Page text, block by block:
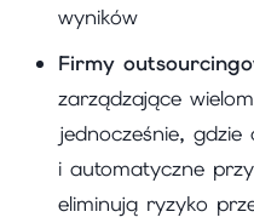
wyników
Firmy
zarządzające
jednocześnie,
i automatyczne
eliminują ryzyko